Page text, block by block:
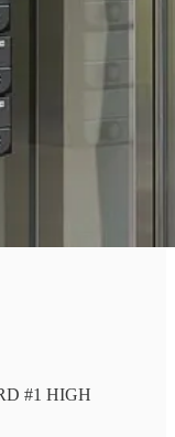
#1 HIGH